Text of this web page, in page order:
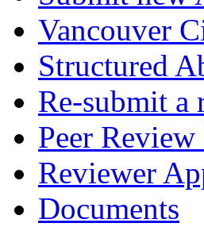
Vancouver
Structured
Re-submit a
Peer Review
Reviewer
Documents